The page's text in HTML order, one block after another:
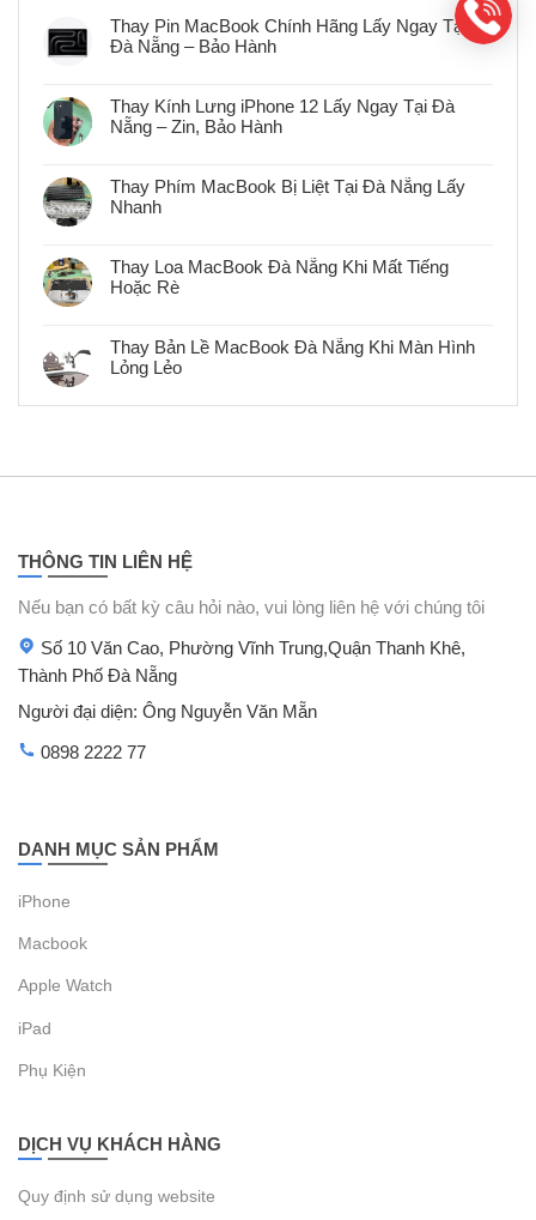
Thay Pin MacBook Chính Hãng Lấy Ngay Tại
Đà Nẵng – Bảo Hành
bình
luận
ở
Chính
Hãng
Lấy
Nẵng
–
Thay Kính Lưng iPhone 12 Lấy Ngay Tại Đà
Nẵng – Zin, Bảo Hành
bình
luận
ở
iPhone
12
Lấy
Nẵng
–
Hành
Thay Phím MacBook Bị Liệt Tại Đà Nẵng Lấy
Nhanh
bình
luận
ở
Bị
Liệt
Tại
Nẵng
Thay Loa MacBook Đà Nẵng Khi Mất Tiếng
Hoặc Rè
bình
luận
MacBook
Thay Bản Lề MacBook Đà Nẵng Khi Màn Hình
Lỏng Lẻo
có
Bản
Màn
Lẻo
THÔNG TIN LIÊN HỆ
Nếu bạn có bất kỳ câu hỏi nào, vui lòng liên hệ với chúng tôi
Số 10 Văn Cao, Phường Vĩnh Trung,Quận Thanh Khê,
Thành Phố Đà Nẵng
Người đại diện: Ông Nguyễn Văn Mẵn
0898 2222 77
DANH MỤC SẢN PHẨM
iPhone
Macbook
Apple Watch
iPad
Phụ Kiện
DỊCH VỤ KHÁCH HÀNG
Quy định sử dụng website